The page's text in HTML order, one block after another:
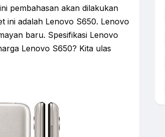
pembahasan akan dilakukan
ini adalah Lenovo S650. Lenovo
baru. Spesifikasi Lenovo
Lenovo S650? Kita ulas